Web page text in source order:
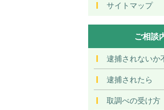
サイトマップ
ご相談
逮捕されないか
逮捕されたら
取調べの受け方